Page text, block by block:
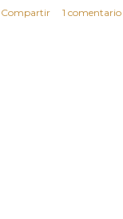
Compartir 1 comentario